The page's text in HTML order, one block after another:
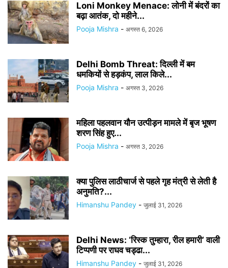
Loni Monkey Menace: लोनी में बंदरों का
बढ़ा आतंक, दो महीने...
Pooja Mishra - अगस्त 6, 2026
Delhi Bomb Threat: दिल्ली में बम
धमकियों से हड़कंप, लाल किले...
Pooja Mishra - अगस्त 3, 2026
महिला पहलवान यौन उत्पीड़न मामले में बृज भूषण
शरण सिंह हुए...
Pooja Mishra - अगस्त 3, 2026
क्या पुलिस लाठीचार्ज से पहले गृह मंत्री से लेती है
अनुमति?...
Himanshu Pandey - जुलाई 31, 2026
Delhi News: ‘रिस्क तुम्हारा, रील हमारी’ वाली
टिप्पणी पर राघव चड्ढा...
Himanshu Pandey - जुलाई 31, 2026